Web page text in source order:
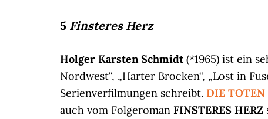
5 Finsteres Herz
Holger Karsten Schmidt(*1965) ist ein
Nordwest“, „Harter Brocken“, „Lost in
Serienverfilmungen schreibt. DIE
auch vom Folgeroman FINSTERES HERZ